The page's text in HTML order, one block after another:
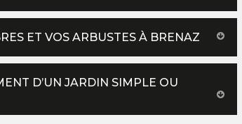
ET VOS ARBUSTES À BRENAZ
D’UN JARDIN SIMPLE OU